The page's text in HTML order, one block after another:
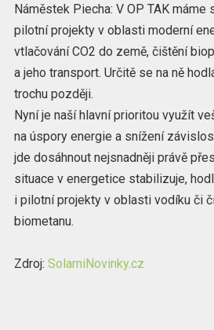
Náměstek Piecha: V OP TAK máme
pilotní projekty v oblasti moderní
vtlačování CO2 do země, čištění
a jeho transport. Určitě se na ně
trochu později.
Nyní je naší hlavní prioritou využít
na úspory energie a snížení
jde dosáhnout nejsnadněji právě
situace v energetice stabilizuje,
i pilotní projekty v oblasti vodíku či
biometanu.
Zdroj: SolarniNovinky.cz